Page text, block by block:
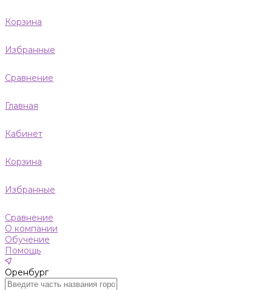
Корзина
Избранные
Сравнение
Главная
Кабинет
Корзина
Избранные
Сравнение
О компании
Обучение
Помощь
Оренбург